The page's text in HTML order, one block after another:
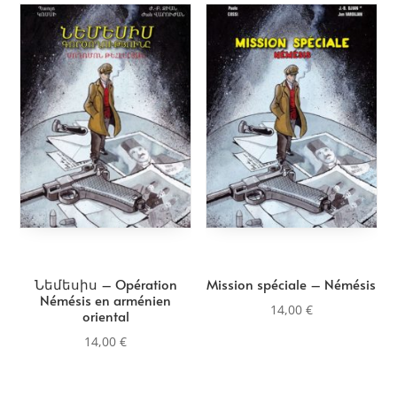
plus
récent
au
plus
ancien
Նեմեսիս – Opération
Némésis en arménien
oriental
14,00€
Mission spéciale – Némésis
14,00 €